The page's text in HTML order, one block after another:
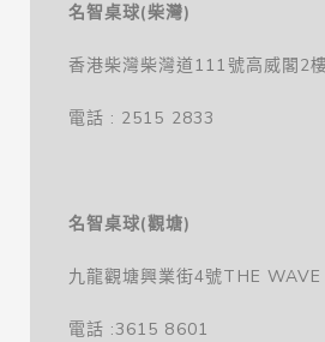
名智桌球(柴灣)
香港柴灣柴灣道111號高威閣2
電話 : 2515 2833
名智桌球(觀塘)
九龍觀塘興業街4號THE
電話 :3615 8601